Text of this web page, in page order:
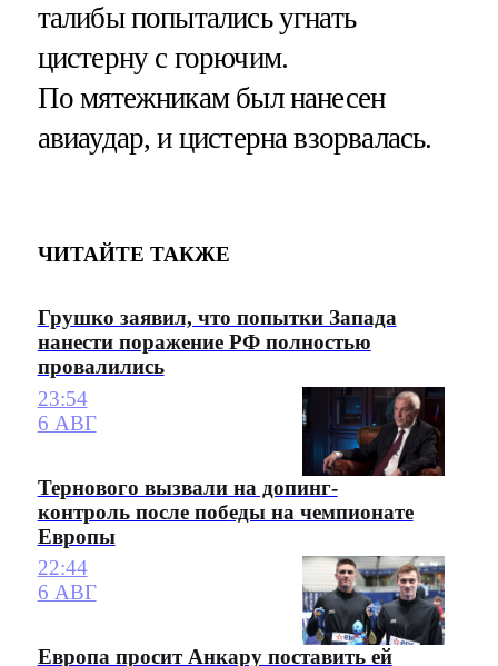
талибы попытались угнать
цистерну с горючим.
По мятежникам был нанесен
авиаудар, и цистерна взорвалась.
ЧИТАЙТЕ ТАКЖЕ
Грушко заявил, что попытки Запада
нанести поражение РФ полностью
провалились
23:54
6 АВГ
Тернового вызвали на допинг-
контроль после победы на чемпионате
Европы
22:44
6 АВГ
Европа просит Анкару поставить ей